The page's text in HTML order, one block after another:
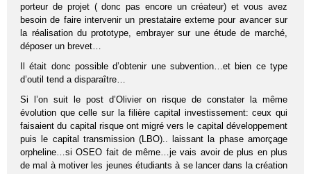
porteur de projet ( donc pas encore un créateur) et vous avez
besoin de faire intervenir un prestataire externe pour avancer sur
la réalisation du prototype, embrayer sur une étude de marché,
déposer un brevet…
Il était donc possible d’obtenir une subvention…et bien ce type
d’outil tend a disparaître…
Si l’on suit le post d’Olivier on risque de constater la même
évolution que celle sur la filière capital investissement: ceux qui
faisaient du capital risque ont migré vers le capital développement
puis le capital transmission (LBO).. laissant la phase amorçage
orpheline…si OSEO fait de même…je vais avoir de plus en plus
de mal à motiver les jeunes étudiants à se lancer dans la création